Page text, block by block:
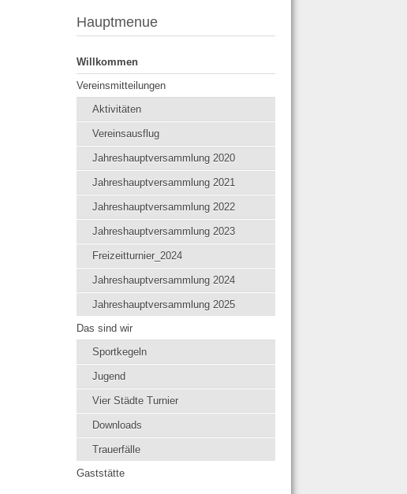
Hauptmenue
Willkommen
Vereinsmitteilungen
Aktivitäten
Vereinsausflug
Jahreshauptversammlung 2020
Jahreshauptversammlung 2021
Jahreshauptversammlung 2022
Jahreshauptversammlung 2023
Freizeitturnier_2024
Jahreshauptversammlung 2024
Jahreshauptversammlung 2025
Das sind wir
Sportkegeln
Jugend
Vier Städte Turnier
Downloads
Trauerfälle
Gaststätte